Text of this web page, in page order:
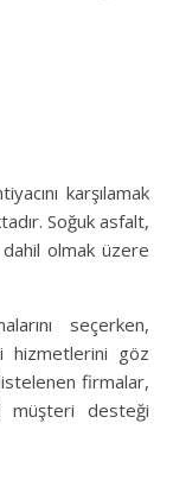
karşılamak
Soğuk asfalt,
olmak üzere
seçerken,
hizmetlerini göz
firmalar,
müşteri desteği